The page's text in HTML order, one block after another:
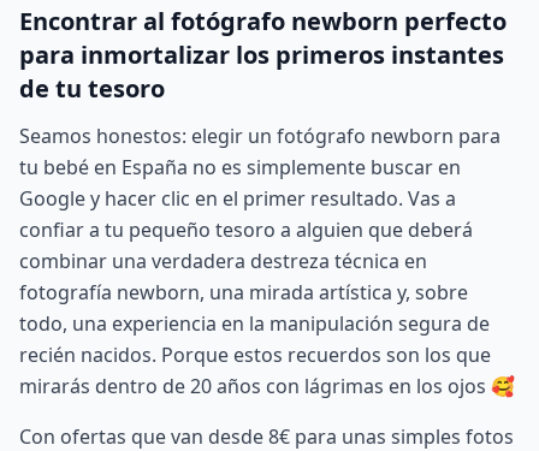
Encontrar al fotógrafo newborn perfecto
para inmortalizar los primeros instantes
de tu tesoro
Seamos honestos: elegir un fotógrafo newborn para
tu bebé en España no es simplemente buscar en
Google y hacer clic en el primer resultado. Vas a
confiar a tu pequeño tesoro a alguien que deberá
combinar una verdadera destreza técnica en
fotografía newborn, una mirada artística y, sobre
todo, una experiencia en la manipulación segura de
recién nacidos. Porque estos recuerdos son los que
mirarás dentro de 20 años con lágrimas en los ojos 🥰
Con ofertas que van desde 8€ para unas simples fotos